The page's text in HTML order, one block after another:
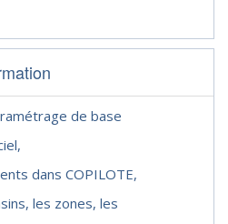
de base
dans COPILOTE,
les zones, les